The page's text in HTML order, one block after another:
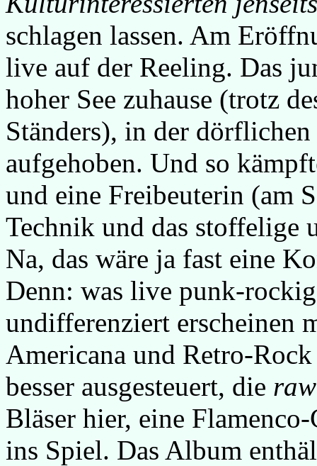
schlagen lassen. Am
live auf der Reeling. Das
hoher See zuhause (trotz
Ständers), in der
aufgehoben. Und so
und eine Freibeuterin (am
Technik und das stoffelige
Na, das wäre ja fast eine
Denn: was live punk-
undifferenziert erscheinen
Americana und Retro-
besser ausgesteuert, die
Bläser hier, eine
ins Spiel. Das Album